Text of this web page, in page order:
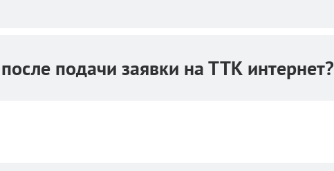
подачи заявки на ТТК интернет?